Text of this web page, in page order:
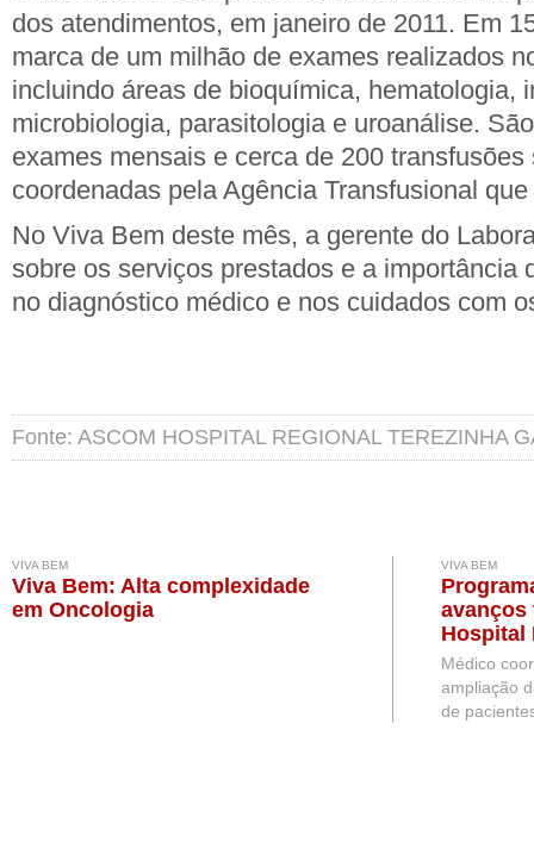
dos atendimentos, em janeiro de 2011. Em
marca de um milhão de exames realizados
incluindo áreas de bioquímica, hematologia,
microbiologia, parasitologia e uroanálise.
exames mensais e cerca de 200
coordenadas pela Agência Transfusional
No Viva Bem deste mês, a gerente do
sobre os serviços prestados e a importância
no diagnóstico médico e nos cuidados com
Fonte: ASCOM HOSPITAL REGIONAL TEREZINHA
VIVA BEM
Viva Bem: Alta complexidade
em Oncologia
VIVA BEM
avanços
Hospital
do Oeste
Médico
ampliação
de